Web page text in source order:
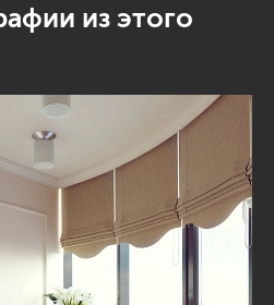
из этого